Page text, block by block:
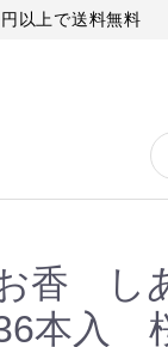
以上で送料無料
香 し
本入